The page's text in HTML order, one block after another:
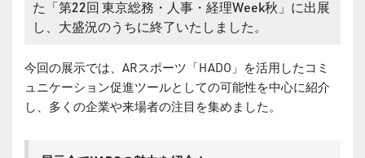
た「第22回 東京総務・人事・経理Week秋」に出展
し、大盛況のうちに終了いたしました。
今回の展示では、ARスポーツ「HADO」を活用したコミ
ュニケーション促進ツールとしての可能性を中心に紹介
し、多くの企業や来場者の注目を集めました。